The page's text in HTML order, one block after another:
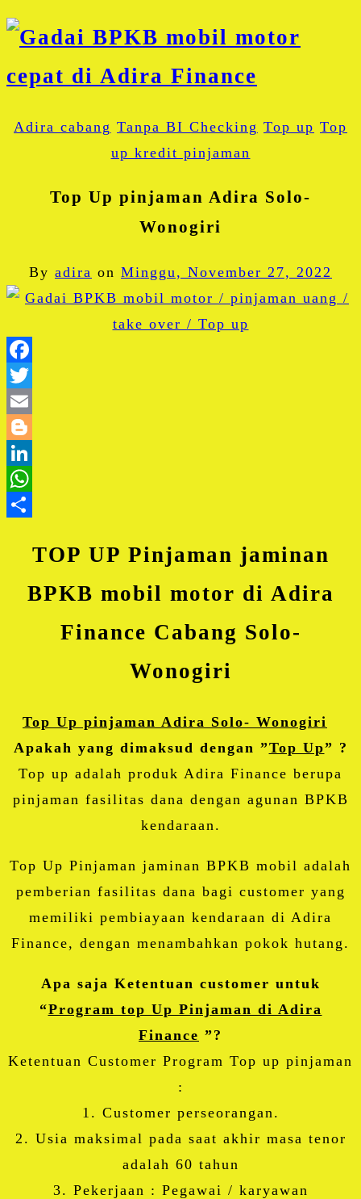
Adira cabang Tanpa BI Checking Top up Top
up kredit pinjaman
Top Up pinjaman Adira Solo-
Wonogiri
By adira on Minggu, November 27, 2022
TOP UP Pinjaman jaminan
BPKB mobil motor di Adira
Finance Cabang Solo-
Wonogiri
Top Up pinjaman Adira Solo- Wonogiri
Apakah yang dimaksud dengan ”Top Up” ?
Top up adalah produk Adira Finance berupa
pinjaman fasilitas dana dengan agunan BPKB
kendaraan.
Top Up Pinjaman jaminan BPKB mobil adalah
pemberian fasilitas dana bagi customer yang
memiliki pembiayaan kendaraan di Adira
Finance, dengan menambahkan pokok hutang.
Apa saja Ketentuan customer untuk
“Program top Up Pinjaman di Adira
Finance ”?
Ketentuan Customer Program Top up pinjaman
:
1. Customer perseorangan.
2. Usia maksimal pada saat akhir masa tenor
adalah 60 tahun
3. Pekerjaan : Pegawai / karyawan